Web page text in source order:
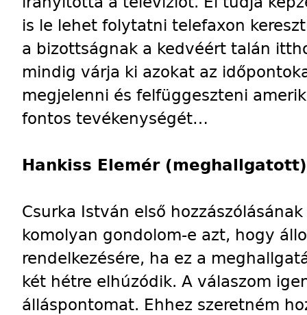
is le lehet folytatni telefaxon
a bizottságnak a kedvéért talán
mindig várja ki azokat az
megjelenni és felfüggeszteni
fontos tevékenységét…
Hankiss Elemér
Csurka István első
komolyan gondolom-e azt, hogy
rendelkezésére, ha ez a
két hétre elhúzódik. A válaszom
álláspontomat. Ehhez szeretném